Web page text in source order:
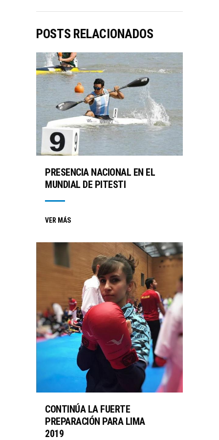
POSTS RELACIONADOS
PRESENCIA NACIONAL EN EL
MUNDIAL DE PITESTI
VER MÁS
CONTINÚA LA FUERTE
PREPARACIÓN PARA LIMA
2019